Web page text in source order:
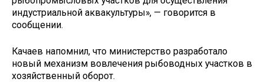
индустриальной аквакультуры», — говорится в
сообщении.
Качаев напомнил, что министерство разработало
новый механизм вовлечения рыбоводных участков в
хозяйственный оборот.